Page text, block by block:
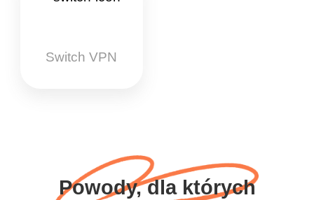
Switch VPN
Powody, dla których